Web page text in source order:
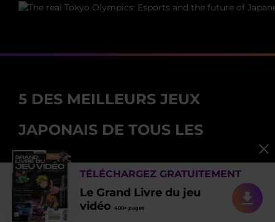
5 DES MEILLEURS JEUX
JAPONAIS DE TOUS LES
TEMPS
Maintenant que vous savez tout sur
l’histoire des jeux
vidéo au Japon, parcourons ensemble
certains de ses
TÉLÉCHARGEZ GRATUITEMENT
Le Grand Livre du jeu
vidéo 400+ pages